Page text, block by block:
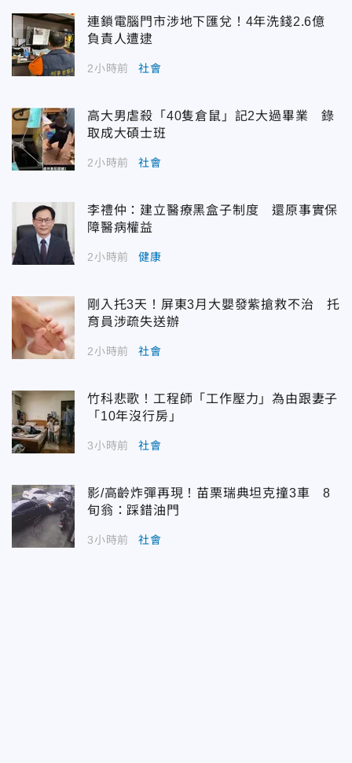
連鎖電腦門市涉地下匯兌！4年洗錢2.6億
負責人遭逮
2小時前 社會
高大男虐殺「40隻倉鼠」記2大過畢業 錄
取成大碩士班
2小時前 社會
李禮仲：建立醫療黑盒子制度 還原事實保
障醫病權益
2小時前 健康
剛入托3天！屏東3月大嬰發紫搶救不治 托
育員涉疏失送辦
2小時前 社會
竹科悲歌！工程師「工作壓力」為由跟妻子
「10年沒行房」
3小時前 社會
影/高齡炸彈再現！苗栗瑞典坦克撞3車 8
旬翁：踩錯油門
3小時前 社會